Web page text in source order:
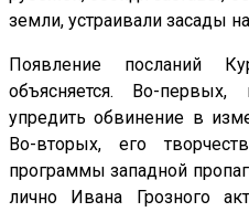
земли, устраивали засады
Появление посланий
объясняется. Во-первых,
упредить обвинение в
Во-вторых, его
программы западной
лично Ивана Грозного